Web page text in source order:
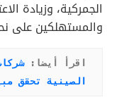
الجمركية، وزيادة
والمستهلكين على
اقرأ أيضا:
الصينية تحقق